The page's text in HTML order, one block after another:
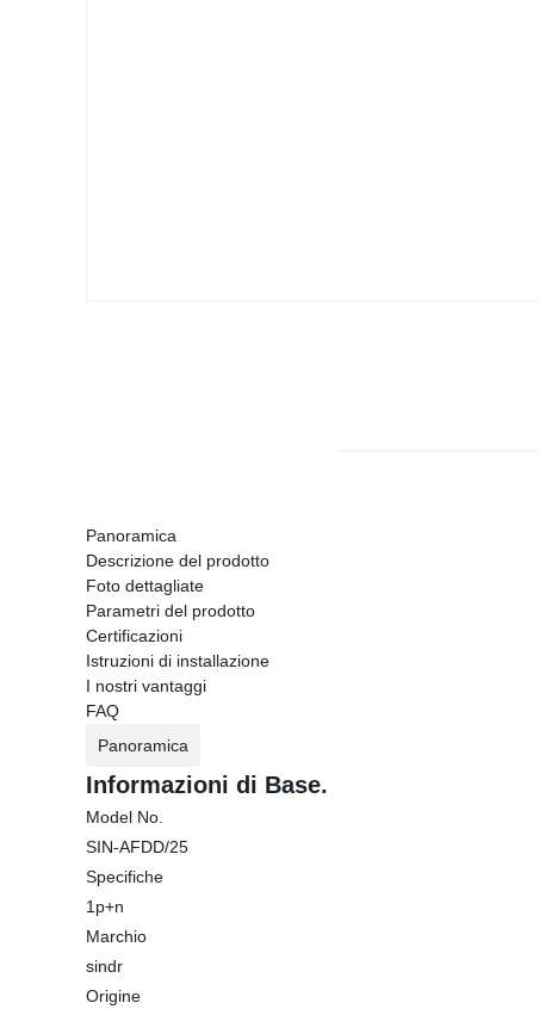
Panoramica
Descrizione del prodotto
Foto dettagliate
Parametri del prodotto
Certificazioni
Istruzioni di installazione
I nostri vantaggi
FAQ
Panoramica
Informazioni di Base.
Model No.
SIN-AFDD/25
Specifiche
1p+n
Marchio
sindr
Origine